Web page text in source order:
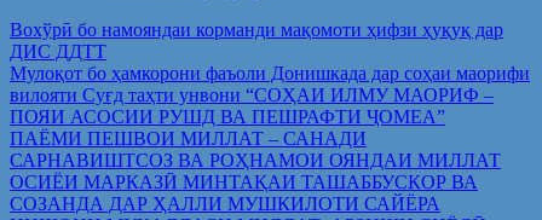
Вохўрӣ бо намояндаи корманди мақомоти ҳифзи ҳуқуқ дар
ДИС ДДТТ
Мулоқот бо ҳамкорони фаъоли Донишкада дар соҳаи маорифи
вилояти Суғд таҳти унвони “СОҲАИ ИЛМУ МАОРИФ –
ПОЯИ АСОСИИ РУШД ВА ПЕШРАФТИ ҶОМЕА”
ПАЁМИ ПЕШВОИ МИЛЛАТ – САНАДИ
САРНАВИШТСОЗ ВА РОҲНАМОИ ОЯНДАИ МИЛЛАТ
ОСИЁИ МАРКАЗӢ МИНТАҚАИ ТАШАББУСКОР ВА
СОЗАНДА ДАР ҲАЛЛИ МУШКИЛОТИ САЙЁРА